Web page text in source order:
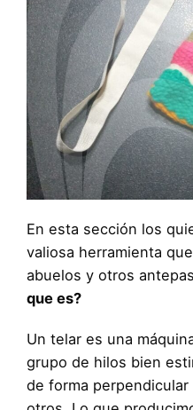
En esta sección los
valiosa herramienta
abuelos y otros
que es?
Un telar es una
grupo de hilos bien
de forma perpendicular